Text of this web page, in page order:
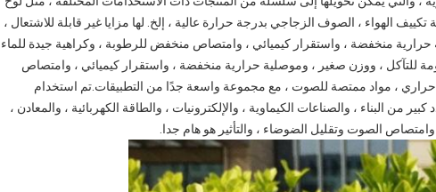
تكييف الهواء ، الصوف الزجاجي بدرجة حرارة عالية ، إلخ. لها مزايا غير قابلة للاشتعال ،
منخفضة ، واستقرار كيميائي ، وامتصاص منخفض للرطوبة ، وكراهية جيدة للماء
للتآكل ، ووزن صغير ، وموصلية حرارية منخفضة ، واستقرار كيميائي ، وامتصاص
، مواد ممتصة للصوت ، مع مجموعة واسعة جدًا من التطبيقات.تم استخدام
من البناء ، والصناعات الكيماوية ، والإلكترونيات ، والطاقة الكهربائية ، والمعادن ،
الصوت وتقليل الضوضاء ، والتأثير هو هام جدا.